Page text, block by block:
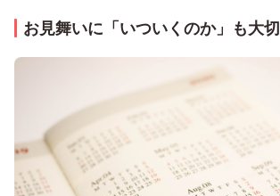
お見舞いに「いついくのか」も大切